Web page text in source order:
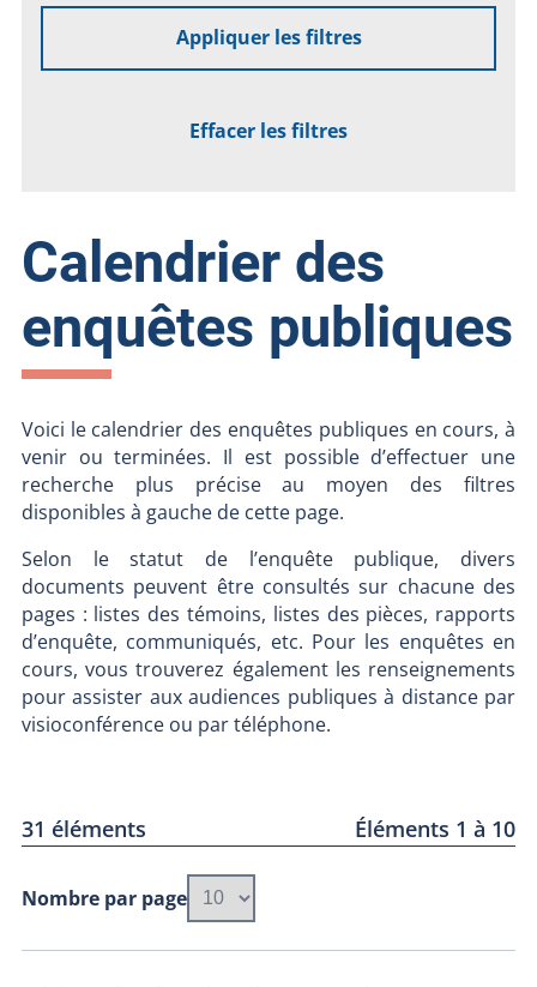
Appliquer les filtres
Effacer les filtres
Calendrier des
enquêtes publiques
Voici le calendrier des enquêtes publiques en cours, à
venir ou terminées. Il est possible d’effectuer une
recherche plus précise au moyen des filtres
disponibles à gauche de cette page.
Selon le statut de l’enquête publique, divers
documents peuvent être consultés sur chacune des
pages : listes des témoins, listes des pièces, rapports
d’enquête, communiqués, etc. Pour les enquêtes en
cours, vous trouverez également les renseignements
pour assister aux audiences publiques à distance par
visioconférence ou par téléphone.
31 éléments Éléments 1 à 10
Nombre par page